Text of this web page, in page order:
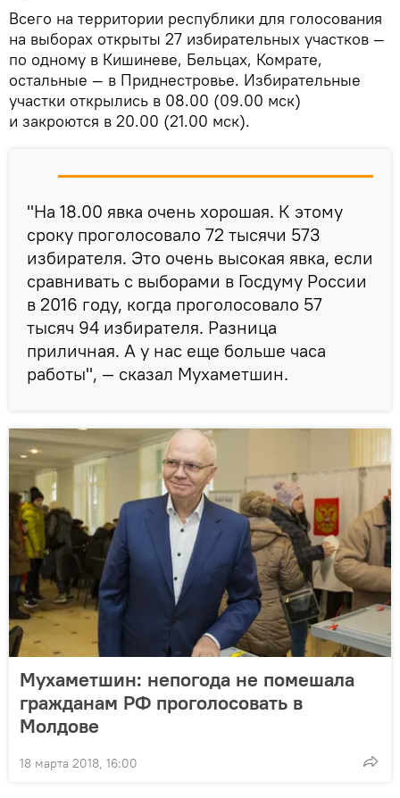
Всего на территории республики для голосования
на выборах открыты 27 избирательных участков —
по одному в Кишиневе, Бельцах, Комрате,
остальные — в Приднестровье. Избирательные
участки открылись в 08.00 (09.00 мск)
и закроются в 20.00 (21.00 мск).
"На 18.00 явка очень хорошая. К этому
сроку проголосовало 72 тысячи 573
избирателя. Это очень высокая явка, если
сравнивать с выборами в Госдуму России
в 2016 году, когда проголосовало 57
тысяч 94 избирателя. Разница
приличная. А у нас еще больше часа
работы", — сказал Мухаметшин.
Мухаметшин: непогода не помешала
гражданам РФ проголосовать в
Молдове
18 марта 2018, 16:00